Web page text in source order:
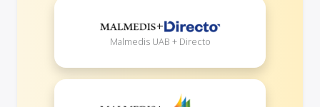
+
Malmedis UAB + Directo